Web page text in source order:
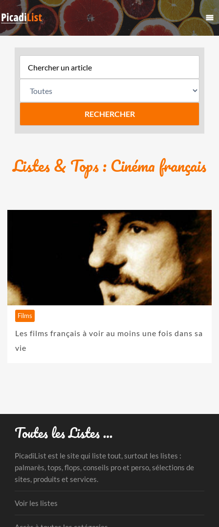
Listes & Tops : Cinéma français
Films
Les films français à voir au moins une fois dans sa
vie
Toutes les Listes …
PicadiList est le site qui liste tout, surtout les listes :
palmarès, tops, flops, conseils pro et perso, sélections de
sites, produits et services.
Voir les listes